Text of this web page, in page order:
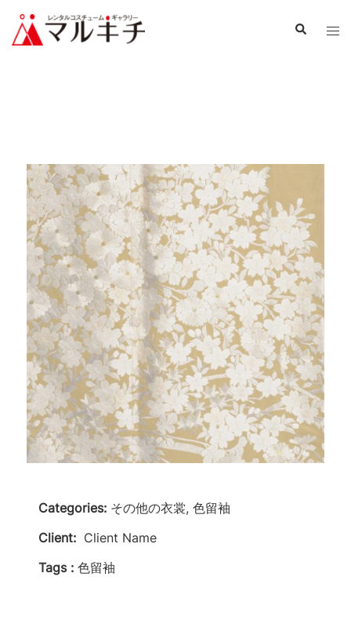
Categories: その他の衣裳, 色留袖
Client: Client Name
Tags : 色留袖